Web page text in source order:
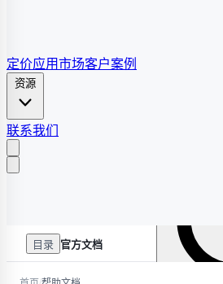
定价应用市场客户案例
联系我们
目录 官方文档